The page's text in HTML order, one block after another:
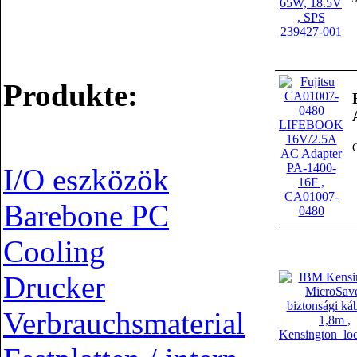
Produkte:
I/O eszközök
Barebone PC
Cooling
Drucker
Verbrauchsmaterial